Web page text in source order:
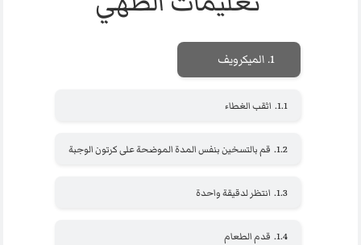
1. الميكرويف
1.1. اثقب الغطاء
1.2. قم بالتسخين بنفس المدة الموضحة على كرتون الوجبة
1.3. انتظر لدقيقة واحدة
1.4. قدم الطعام